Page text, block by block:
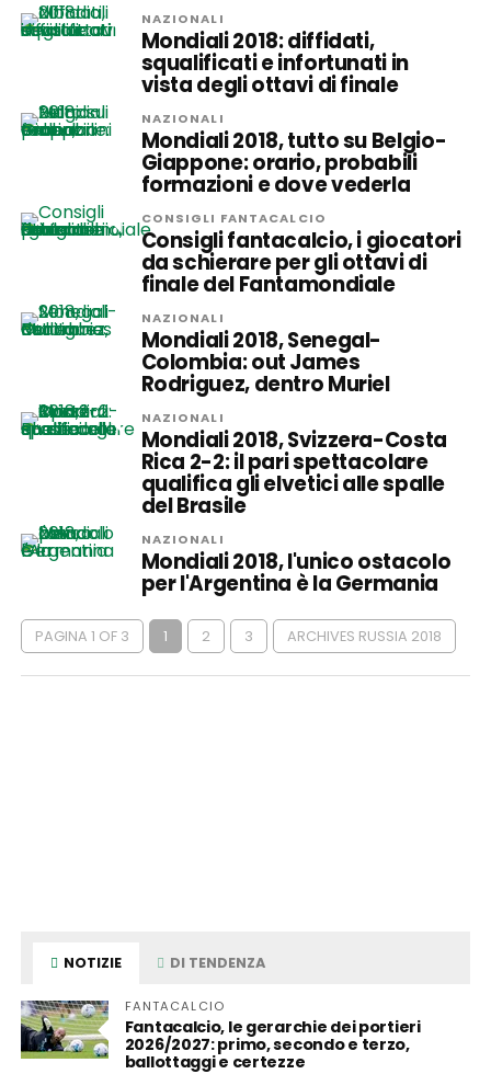
NAZIONALI
Mondiali 2018: diffidati,
squalificati e infortunati in
vista degli ottavi di finale
NAZIONALI
Mondiali 2018, tutto su Belgio-
Giappone: orario, probabili
formazioni e dove vederla
CONSIGLI FANTACALCIO
Consigli fantacalcio, i giocatori
da schierare per gli ottavi di
finale del Fantamondiale
NAZIONALI
Mondiali 2018, Senegal-
Colombia: out James
Rodriguez, dentro Muriel
NAZIONALI
Mondiali 2018, Svizzera-Costa
Rica 2-2: il pari spettacolare
qualifica gli elvetici alle spalle
del Brasile
NAZIONALI
Mondiali 2018, l'unico ostacolo
per l'Argentina è la Germania
PAGINA 1 OF 3 1 2 3 ARCHIVES RUSSIA 2018
NOTIZIE DI TENDENZA
FANTACALCIO
Fantacalcio, le gerarchie dei portieri
2026/2027: primo, secondo e terzo,
ballottaggi e certezze